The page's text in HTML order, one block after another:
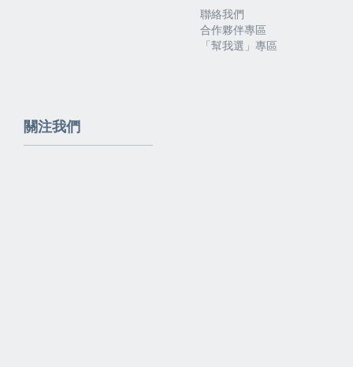
聯絡我們
合作夥伴專區
「幫我選」專區
關注我們